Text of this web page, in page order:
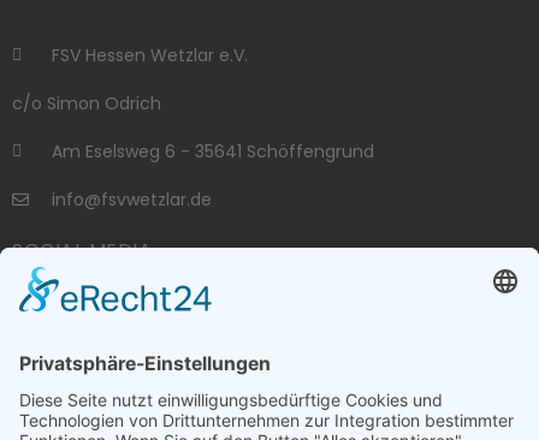
FSV Hessen Wetzlar e.V.
c/o Simon Odrich
Am Eselsweg 6 - 35641 Schöffengrund
info@fsvwetzlar.de
SOCIAL MEDIA
VERBÄNDE